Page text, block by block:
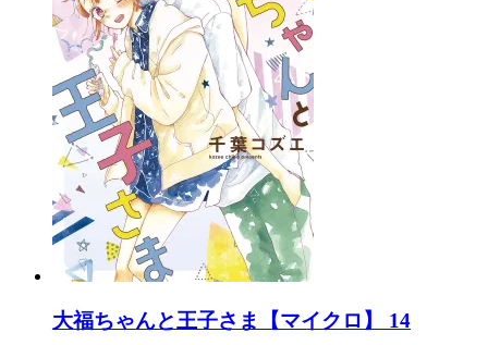
大福ちゃんと王子さま【マイクロ】 14